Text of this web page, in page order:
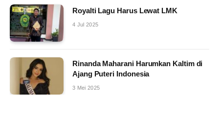
Royalti Lagu Harus Lewat LMK
4 Jul 2025
Rinanda Maharani Harumkan Kaltim di
Ajang Puteri Indonesia
3 Mei 2025